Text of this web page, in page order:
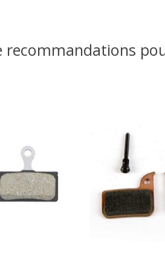
recommandations